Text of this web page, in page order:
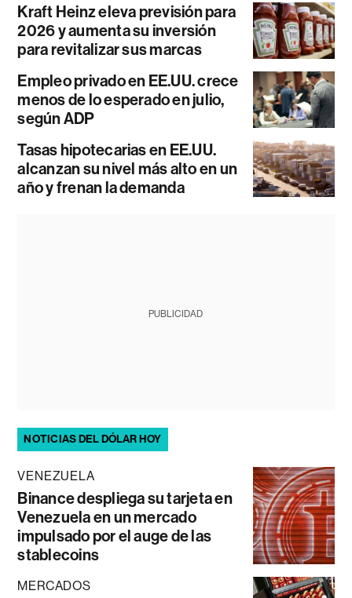
Kraft Heinz eleva previsión para
2026 y aumenta su inversión
para revitalizar sus marcas
Empleo privado en EE.UU. crece
menos de lo esperado en julio,
según ADP
Tasas hipotecarias en EE.UU.
alcanzan su nivel más alto en un
año y frenan la demanda
PUBLICIDAD
NOTICIAS DEL DÓLAR HOY
VENEZUELA
Binance despliega su tarjeta en
Venezuela en un mercado
impulsado por el auge de las
stablecoins
MERCADOS